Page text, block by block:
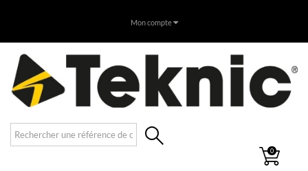
Mon compte
0